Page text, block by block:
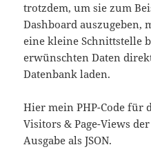
trotzdem, um sie zum
Dashboard auszugeben,
eine kleine Schnittstelle
erwünschten Daten
Datenbank laden.
Hier mein PHP-Code für
Visitors & Page-Views
Ausgabe als JSON.